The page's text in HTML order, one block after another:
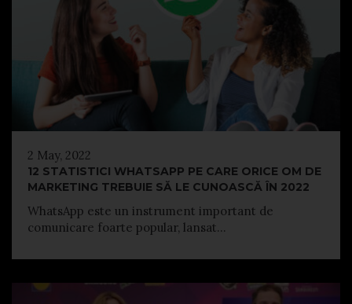
2 May, 2022
12 STATISTICI WHATSAPP PE CARE ORICE OM DE
MARKETING TREBUIE SĂ LE CUNOASCĂ ÎN 2022
WhatsApp este un instrument important de
comunicare foarte popular, lansat...